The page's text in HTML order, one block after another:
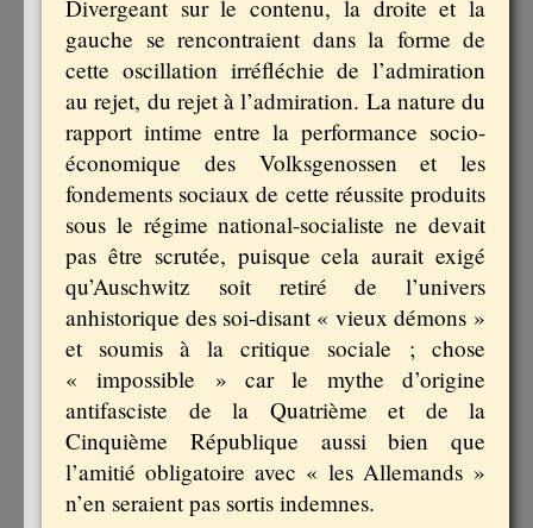
Divergeant sur le contenu, la droite et la
gauche se rencontraient dans la forme de
cette oscillation irréfléchie de l’admiration
au rejet, du rejet à l’admiration. La nature du
rapport intime entre la performance socio-
économique des Volksgenossen et les
fondements sociaux de cette réussite produits
sous le régime national-socialiste ne devait
pas être scrutée, puisque cela aurait exigé
qu’Auschwitz soit retiré de l’univers
anhistorique des soi-disant « vieux démons »
et soumis à la critique sociale ; chose
« impossible » car le mythe d’origine
antifasciste de la Quatrième et de la
Cinquième République aussi bien que
l’amitié obligatoire avec « les Allemands »
n’en seraient pas sortis indemnes.